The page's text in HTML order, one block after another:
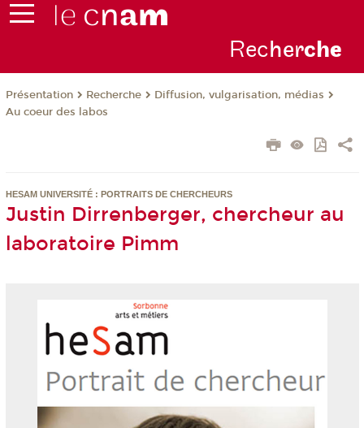
Recherche
Présentation Recherche
Diffusion, vulgarisation, médias
Au coeur des labos
HESAM UNIVERSITÉ : PORTRAITS DE CHERCHEURS
Justin Dirrenberger, chercheur au
laboratoire Pimm